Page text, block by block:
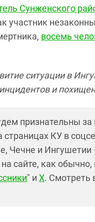
Сунженского
участник
восемь
ситуации в
и
признательны за
КУ в
Чечне и Ингушетии
сайте, как обычно,
" и X. Смотреть